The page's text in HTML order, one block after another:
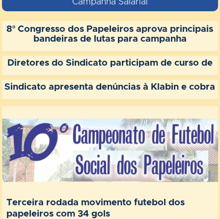
Campanha Salarial
8º Congresso dos Papeleiros aprova principais
bandeiras de lutas para campanha
Diretores do Sindicato participam de curso de
Sindicato apresenta denúncias à Klabin e cobra
Terceira rodada movimento futebol dos
papeleiros com 34 gols